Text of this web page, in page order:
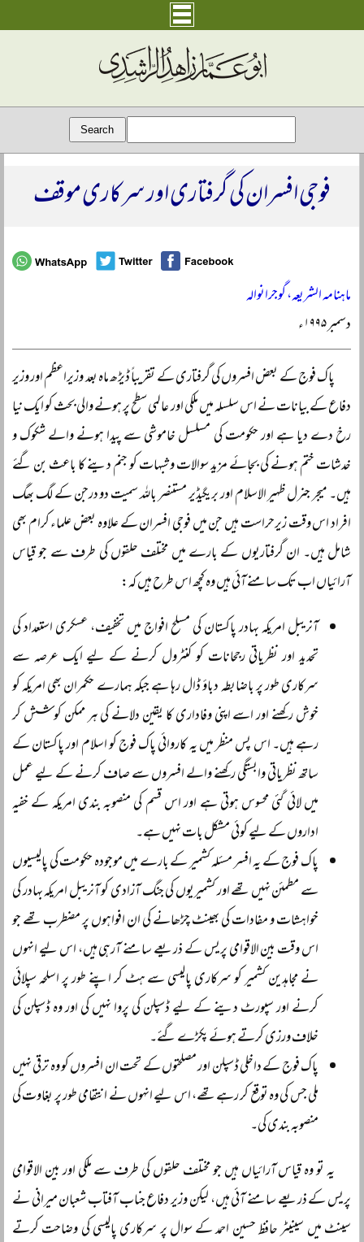
فوجی افسران کی گرفتاری اور سرکاری موقف
ماہنامہ الشریعہ، گوجرانوالہ
دسمبر ۱۹۹۵ء
پاک فوج کے بعض افسروں کی گرفتاری کے تقریباً ڈیڑھ ماہ بعد وزیراعظم اور وزیر
دفاع کے بیانات نے اس سلسلہ میں ملکی اور عالمی سطح پر ہونے والی بحث کو ایک نیا
رخ دے دیا ہے اور حکومت کی مسلسل خاموشی سے پیدا ہونے والے شکوک و
خدشات ختم ہونے کی بجائے مزید سوالات و شبہات کو جنم دینے کا باعث بن گئے
ہیں۔ میجر جنرل ظہیر الاسلام اور بریگیڈیر مستنصر باللہ سمیت دو درجن کے لگ بھگ
افراد اس وقت زیرحراست ہیں جن میں فوجی افسران کے علاوہ بعض علماء کرام بھی
شامل ہیں۔ ان گرفتاریوں کے بارے میں مختلف حلقوں کی طرف سے جو قیاس
آرائیاں اب تک سامنے آئی ہیں وہ کچھ اس طرح ہیں کہ:
آنریبل امریکہ بہادر پاکستان کی مسلح افواج میں تخفیف، عسکری استعداد کی
تحدید اور نظریاتی رجحانات کو کنٹرول کرنے کے لیے ایک عرصہ سے
سرکاری طور پر باضابطہ دباؤ ڈال رہا ہے جبکہ ہمارے حکمران بھی امریکہ کو
خوش رکھنے اور اسے اپنی وفاداری کا یقین دلانے کی ہر ممکن کوشش کر
رہے ہیں۔ اس پس منظر میں یہ کاروائی پاک فوج کو اسلام اور پاکستان کے
ساتھ نظریاتی وابستگی رکھنے والے افسروں سے صاف کرنے کے لیے عمل
میں لائی گئی محسوس ہوتی ہے اور اس قسم کی منصوبہ بندی امریکہ کے خفیہ
اداروں کے لیے کوئی مشکل بات نہیں ہے۔
پاک فوج کے یہ افسر مسئلہ کشمیر کے بارے میں موجودہ حکومت کی پالیسیوں
سے مطمئن نہیں تھے اور کشمیریوں کی جنگ آزادی کو آنریبل امریکہ بہادر کی
خواہشات و مفادات کی بھینٹ چڑھانے کی ان افواہوں پر مضطرب تھے جو
اس وقت بین الاقوامی پریس کے ذریعے سامنے آرہی ہیں، اس لیے انہوں
نے مجاہدین کشمیر کو سرکاری پالیسی سے ہٹ کر اپنے طور پر اسلحہ سپلائی
کرنے اور سپورٹ دینے کے لیے ڈسپلن کی پروا نہیں کی اور وہ ڈسپلن کی
خلاف ورزی کرتے ہوئے پکڑے گئے۔
پاک فوج کے داخلی ڈسپلن اور مصلحتوں کے تحت ان افسروں کو وہ ترقی نہیں
ملی جس کی وہ توقع کر رہے تھے، اس لیے انہوں نے انتقامی طور پر بغاوت کی
منصوبہ بندی کی۔
یہ تو وہ قیاس آرائیاں ہیں جو مختلف حلقوں کی طرف سے ملکی اور بین الاقوامی
پریس کے ذریعے سامنے آئی ہیں، لیکن وزیر دفاع جناب آفتاب شعبان میرانی نے
سینٹ میں سینیٹر حافظ حسین احمد کے سوال پر سرکاری پالیسی کی وضاحت کرتے